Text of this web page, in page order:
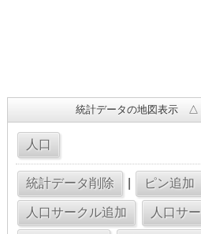
統計データの地図表示 △